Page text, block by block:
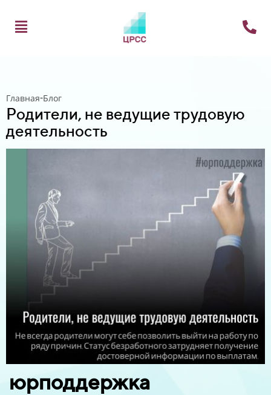
Главная-Блог
Родители, не ведущие трудовую
деятельность
юрподдержка